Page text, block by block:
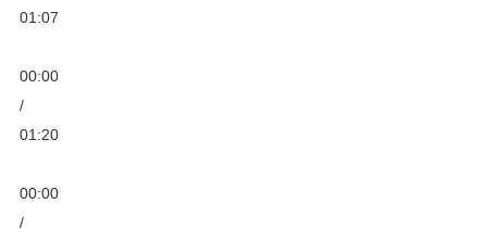
01:07
00:00
/
01:20
00:00
/